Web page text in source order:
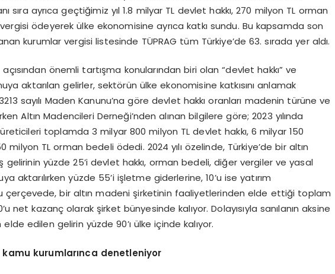
sıra ayrıca geçtiğimiz yıl 1.8 milyar TL devlet hakkı, 270 milyon TL orman
ödeyerek ülke ekonomisine ayrıca katkı sundu. Bu kapsamda son
kurumlar vergisi listesinde TÜPRAG tüm Türkiye’de 63. sırada yer aldı.
önemli tartışma konularından biri olan “devlet hakkı” ve
aktarılan gelirler, sektörün ülke ekonomisine katkısını anlamak
sayılı Maden Kanunu’na göre devlet hakkı oranları madenin türüne ve
Altın Madencileri Derneği’nden alınan bilgilere göre; 2023 yılında
toplamda 3 milyar 800 milyon TL devlet hakkı, 6 milyar 150
milyon TL orman bedeli ödedi. 2024 yılı özelinde, Türkiye’de bir altın
gelirinin yüzde 25’i devlet hakkı, orman bedeli, diğer vergiler ve yasal
aktarılırken yüzde 55’i işletme giderlerine, 10’u ise yatırım
çerçevede, bir altın madeni şirketinin faaliyetlerinden elde ettiği toplam
net kazanç olarak şirket bünyesinde kalıyor. Dolayısıyla sanılanın aksine
edilen gelirin yüzde 90’ı ülke içinde kalıyor.
kurumlarınca denetleniyor